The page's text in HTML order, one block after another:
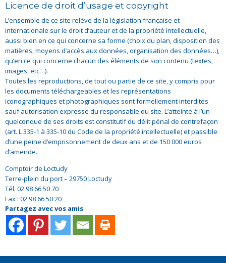
Licence de droit d’usage et copyright
L’ensemble de ce site relève de la législation française et
internationale sur le droit d’auteur et de la propriété intellectuelle,
aussi bien en ce qui concerne sa forme (choix du plan, disposition des
matières, moyens d’accès aux données, organisation des données…),
qu’en ce qui concerne chacun des éléments de son contenu (textes,
images, etc…).
Toutes les reproductions, de tout ou partie de ce site, y compris pour
les documents téléchargeables et les représentations
iconographiques et photographiques sont formellement interdites
sauf autorisation expresse du responsable du site. L’atteinte à l’un
quelconque de ses droits est constitutif du délit pénal de contrefaçon
(art. L 335-1 à 335-10 du Code de la propriété intellectuelle) et passible
d’une peine d’emprisonnement de deux ans et de 150 000 euros
d’amende.
Comptoir de Loctudy
Terre-plein du port – 29750 Loctudy
Tél. 02 98 66 50 70
Fax : 02 98 66 50 20
Partagez avec vos amis